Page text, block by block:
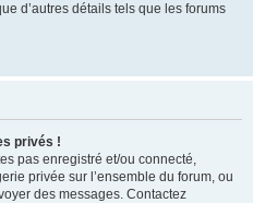
d’autres détails tels que les forums
privés !
pas enregistré et/ou connecté,
privée sur l’ensemble du forum, ou
des messages. Contactez